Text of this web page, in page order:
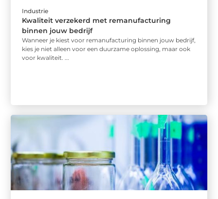
Industrie
Kwaliteit verzekerd met remanufacturing
binnen jouw bedrijf
Wanneer je kiest voor remanufacturing binnen jouw bedrijf,
kies je niet alleen voor een duurzame oplossing, maar ook
voor kwaliteit. ...